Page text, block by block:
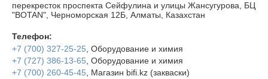
перекресток проспекта Сейфулина и улицы Жансугурова, БЦ
"BOTAN", Черноморская 12Б, Алматы, Казахстан
Телефон:
+7 (700) 327-25-25 , Оборудование и химия
+7 (727) 386-13-65 , Оборудование и химия
+7 (700) 260-45-45 , Магазин bifi.kz (закваски)